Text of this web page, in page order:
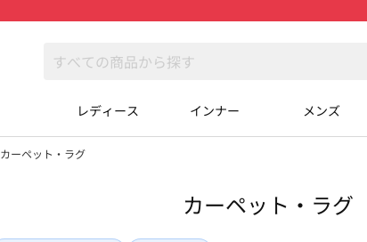
レディース インナー メンズ
カーペット・ラグ
カーペット・ラグ